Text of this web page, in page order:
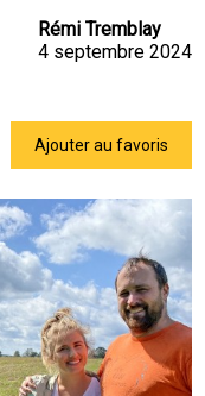
Rémi Tremblay
4 septembre 2024
Ajouter au favoris